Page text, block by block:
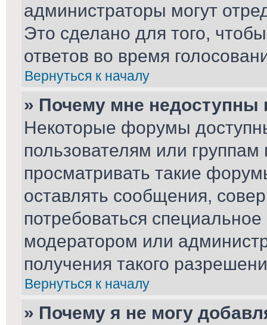
администраторы могут
Это сделано для того,
ответов во время
Вернуться к началу
» Почему мне
Некоторые форумы
пользователям или
просматривать такие
оставлять сообщения,
потребоваться
модератором или
получения такого
Вернуться к началу
» Почему я не могу